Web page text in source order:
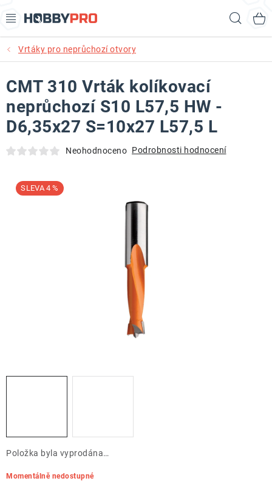
na
AKCE
PRODUKTY
PRODUKTY RECORD POWER
PRODUKTY BENET
KURZY SOUSTRUŽENÍ DŘEVA
Obchodní podmínky
Podmínky ochrany osobních údajů
Vrtáky pro neprůchozí otvory
Položka byla vyprodána…
Momentálně nedostupné
CMT 310 Vrták kolíkovací
neprůchozí S10 L57,5 HW -
D6,35x27 S=10x27 L57,5 L
Neohodnoceno Podrobnosti hodnocení
4 %